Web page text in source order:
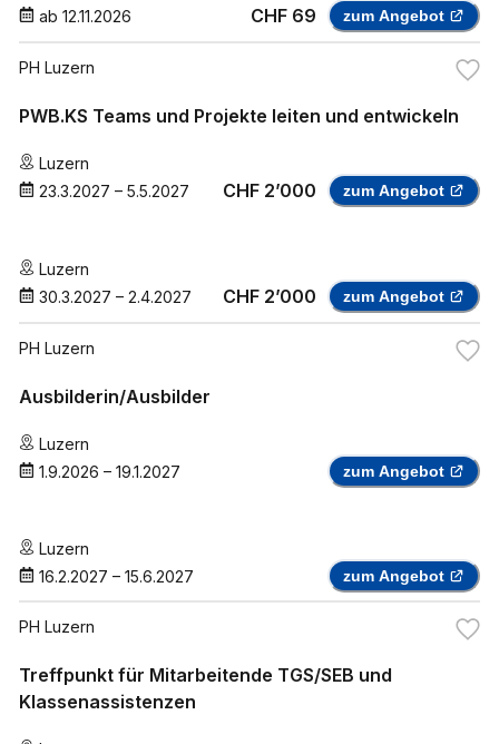
ab 12.11.2026 CHF 69 zum Angebot
PH Luzern
PWB.KS Teams und Projekte leiten und entwickeln
Luzern
23.3.2027 – 5.5.2027 CHF 2’000 zum Angebot
Luzern
30.3.2027 – 2.4.2027 CHF 2’000 zum Angebot
PH Luzern
Ausbilderin/Ausbilder
Luzern
1.9.2026 – 19.1.2027 zum Angebot
Luzern
16.2.2027 – 15.6.2027 zum Angebot
PH Luzern
Treffpunkt für Mitarbeitende TGS/SEB und
Klassenassistenzen